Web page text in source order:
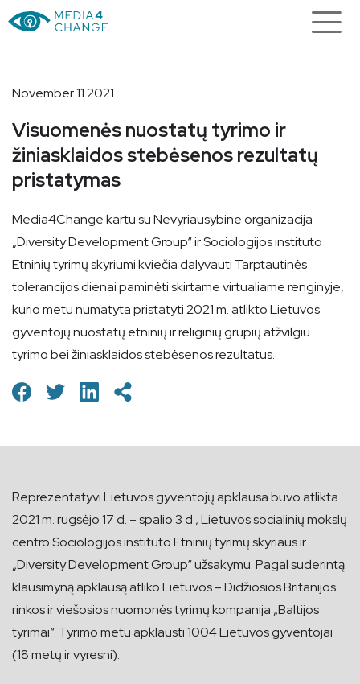
November 11 2021
Visuomenės nuostatų tyrimo ir
žiniasklaidos stebėsenos rezultatų
pristatymas
Media4Change kartu su Nevyriausybine organizacija
„Diversity Development Group“ ir Sociologijos instituto
Etninių tyrimų skyriumi kviečia dalyvauti Tarptautinės
tolerancijos dienai paminėti skirtame virtualiame renginyje,
kurio metu numatyta pristatyti 2021 m. atlikto Lietuvos
gyventojų nuostatų etninių ir religinių grupių atžvilgiu
tyrimo bei žiniasklaidos stebėsenos rezultatus.
Reprezentatyvi Lietuvos gyventojų apklausa buvo atlikta
2021 m. rugsėjo 17 d. – spalio 3 d., Lietuvos socialinių mokslų
centro Sociologijos instituto Etninių tyrimų skyriaus ir
„Diversity Development Group“ užsakymu. Pagal suderintą
klausimyną apklausą atliko Lietuvos – Didžiosios Britanijos
rinkos ir viešosios nuomonės tyrimų kompanija „Baltijos
tyrimai“. Tyrimo metu apklausti 1004 Lietuvos gyventojai
(18 metų ir vyresni).